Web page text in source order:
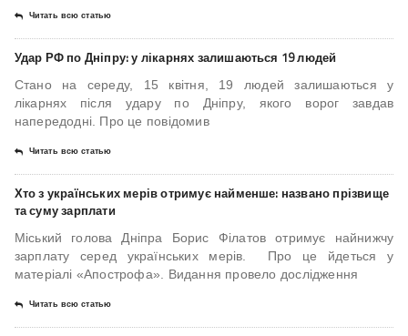
Читать всю статью
Удар РФ по Дніпру: у лікарнях залишаються 19 людей
Стано на середу, 15 квітня, 19 людей залишаються у
лікарнях після удару по Дніпру, якого ворог завдав
напередодні. Про це повідомив
Читать всю статью
Хто з українських мерів отримує найменше: названо прізвище
та суму зарплати
Міський голова Дніпра Борис Філатов отримує найнижчу
зарплату серед українських мерів. Про це йдеться у
матеріалі «Апострофа». Видання провело дослідження
Читать всю статью